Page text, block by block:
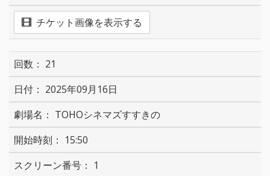
チケット画像を表示する
21
2025年09月16日
TOHOシネマズすすきの
15:50
1